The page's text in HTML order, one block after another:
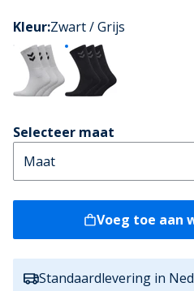
Kleur:Zwart / Grijs
Selecteer maat
Voeg toe aan
Standaardlevering in